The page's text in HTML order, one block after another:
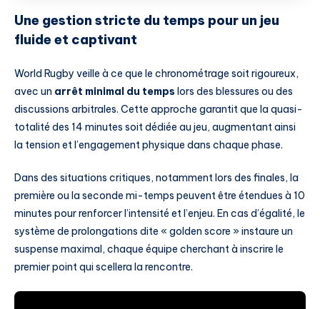
Une gestion stricte du temps pour un jeu
fluide et captivant
World Rugby veille à ce que le chronométrage soit rigoureux,
avec un arrêt minimal du temps lors des blessures ou des
discussions arbitrales. Cette approche garantit que la quasi-
totalité des 14 minutes soit dédiée au jeu, augmentant ainsi
la tension et l’engagement physique dans chaque phase.
Dans des situations critiques, notamment lors des finales, la
première ou la seconde mi-temps peuvent être étendues à 10
minutes pour renforcer l’intensité et l’enjeu. En cas d’égalité, le
système de prolongations dite « golden score » instaure un
suspense maximal, chaque équipe cherchant à inscrire le
premier point qui scellera la rencontre.